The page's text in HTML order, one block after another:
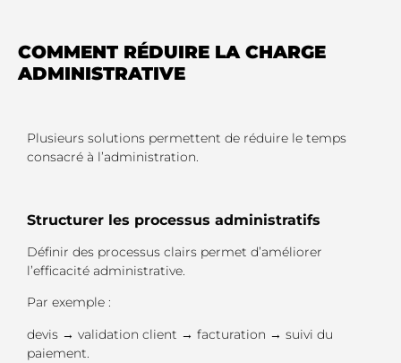
COMMENT RÉDUIRE LA CHARGE
ADMINISTRATIVE
Plusieurs solutions permettent de réduire le temps
consacré à l’administration.
Structurer les processus administratifs
Définir des processus clairs permet d’améliorer
l’efficacité administrative.
Par exemple :
devis → validation client → facturation → suivi du
paiement.